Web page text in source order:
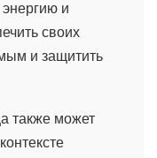
и
своих
и защитить
также может